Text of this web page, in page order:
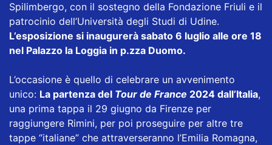
Spilimbergo, con il sostegno della Fondazione Friuli e il
patrocinio dell’Università degli Studi di Udine.
L’esposizione si inaugurerà sabato 6 luglio alle ore 18
nel Palazzo la Loggia in p.zza Duomo.
L’occasione è quello di celebrare un avvenimento
unico: La partenza del Tour de France 2024 dall’Italia,
una prima tappa il 29 giugno da Firenze per
raggiungere Rimini, per poi proseguire per altre tre
tappe “italiane” che attraverseranno l’Emilia Romagna,